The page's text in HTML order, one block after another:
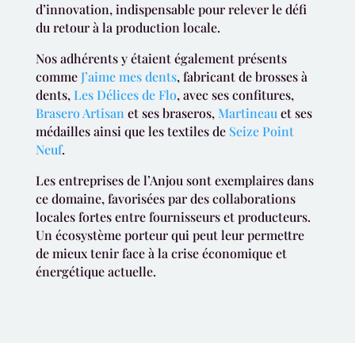
d’innovation, indispensable pour relever le défi
du retour à la production locale.
Nos adhérents y étaient également présents
commeJ’aime mes dents, fabricant de brosses à
dents, Les Délices de Flo, avec ses confitures,
Brasero Artisan et ses braseros, Martineau et ses
médailles ainsi que les textiles de Seize Point
Neuf.
Les entreprises de l’Anjou sont exemplaires dans
ce domaine, favorisées par des collaborations
locales fortes entre fournisseurs et producteurs.
Un écosystème porteur qui peut leur permettre
de mieux tenir face à la crise économique et
énergétique actuelle.